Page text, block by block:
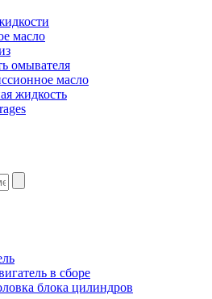
масло
омывателя
масло
жидкость
в сборе
блока цилиндров